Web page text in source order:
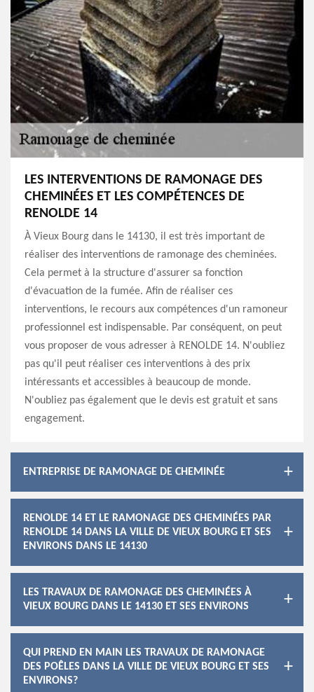
LES INTERVENTIONS DE RAMONAGE DES
CHEMINÉES ET LES COMPÉTENCES DE
RENOLDE 14
À Vieux Bourg dans le 14130, il est très important de
réaliser des interventions de ramonage des cheminées.
Cela permet à la structure d'assurer sa fonction
d'évacuation de la fumée. Afin de réaliser ces
interventions, le recours aux compétences d'un ramoneur
professionnel est indispensable. Par conséquent, on peut
vous proposer de vous adresser à RENOLDE 14. N'oubliez
pas qu'il peut réaliser ces interventions à des prix
intéressants et accessibles à beaucoup de monde.
N'oubliez pas également que le devis est gratuit et sans
engagement.
ENTREPRISE DE RAMONAGE DE CHEMINÉE
RENOLDE 14 ET LE RAMONAGE DES CHEMINÉES PAR
RENOLDE 14 DANS LA VILLE DE VIEUX BOURG ET SES
ENVIRONS DANS LE 14130
LES TRAVAUX DE RAMONAGE DES CHEMINÉES À
VIEUX BOURG DANS LE 14130 ET SES ENVIRONS
QUI PREND EN MAIN LES TRAVAUX DE RAMONAGE
DES POÊLES DANS LA VILLE DE VIEUX BOURG ET SES
ENVIRONS?